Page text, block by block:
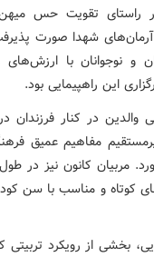
راستای تقویت حس
شهدا صورت
و نوجوانان با ارزش‌های
این راهپیمایی بود.
در کنار فرزندان
مفاهیم عمیق
مربیان کانون نیز در
کوتاه و مناسب با سن
بخشی از رویکرد